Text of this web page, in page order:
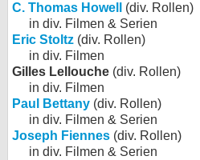
C. Thomas Howell
(div. Rollen)
in div. Filmen & Serien
Eric Stoltz (div. Rollen)
in div. Filmen
Gilles Lellouche (div. Rollen)
in div. Filmen
Paul Bettany (div. Rollen)
in div. Filmen & Serien
Joseph Fiennes (div. Rollen)
in div. Filmen & Serien